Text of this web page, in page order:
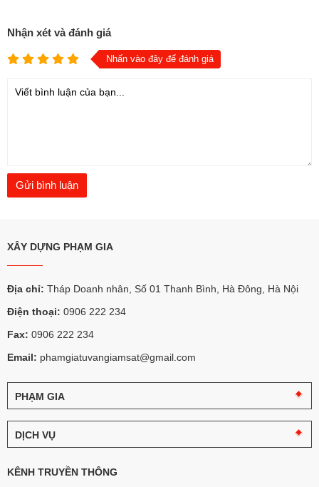
Nhận xét và đánh giá
Nhấn vào đây để đánh giá
XÂY DỰNG PHẠM GIA
Địa chỉ: Tháp Doanh nhân, Số 01 Thanh Bình, Hà Đông, Hà Nội
Điện thoại: 0906 222 234
Fax: 0906 222 234
Email: phamgiatuvangiamsat@gmail.com
PHẠM GIA
chuyện
Phạm
Logo
DỊCH VỤ
vấn
KÊNH TRUYỀN THÔNG